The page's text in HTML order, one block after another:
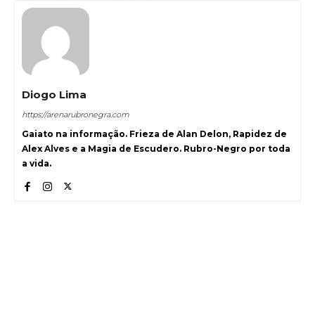
Diogo Lima
https://arenarubronegra.com
Gaiato na informação. Frieza de Alan Delon, Rapidez de
Alex Alves e a Magia de Escudero. Rubro-Negro por toda
a vida.